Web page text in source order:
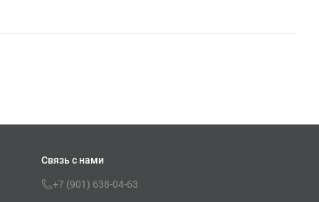
Связь с нами
+7 (901) 638-04-63